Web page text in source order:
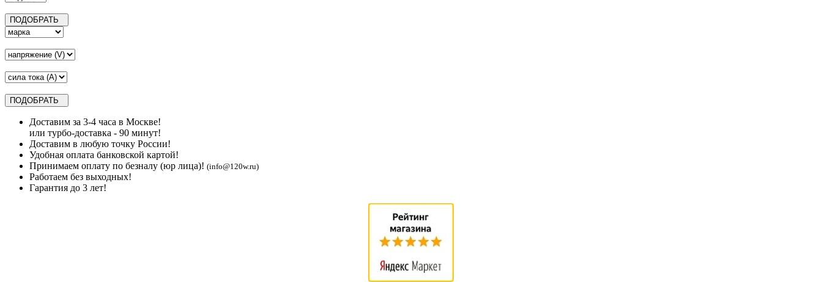
Доставим за 3-4 часа в Москве!
или турбо-доставка - 90 минут!
Доставим в любую точку России!
Удобная оплата банковской картой!
Принимаем оплату по безналу (юр лица)! (info@120w.ru)
Работаем без выходных!
Гарантия до 3 лет!